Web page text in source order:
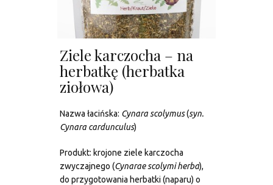
Ziele karczocha – na
herbatkę (herbatka
ziołowa)
Nazwa łacińska: Cynara scolymus(syn.
Cynara cardunculus)
Produkt: krojone ziele karczocha
zwyczajnego (Cynarae scolymi herba),
do przygotowania herbatki (naparu) o